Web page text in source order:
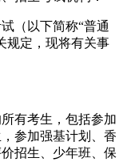
（以下简称“普通
规定，现将有关事
有考生，包括参加
参加强基计划、香
招生、少年班、保